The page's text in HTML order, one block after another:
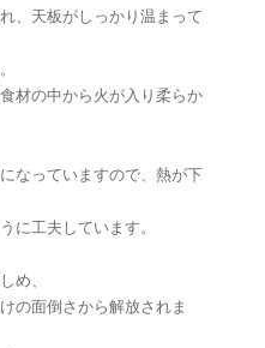
、天板がしっかり温まって
材の中から火が入り柔らか
なっていますので、熱が下
に工夫しています。
め、
の面倒さから解放されま